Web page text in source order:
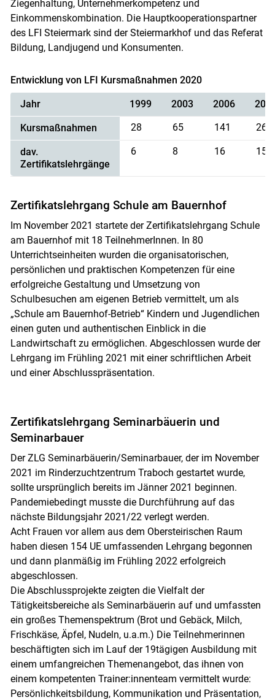
Ziegenhaltung, Unternehmerkompetenz und
Einkommenskombination. Die Hauptkooperationspartner
des LFI Steiermark sind der Steiermarkhof und das Referat
Bildung, Landjugend und Konsumenten.
Entwicklung von LFI Kursmaßnahmen 2020
Jahr 1999 2003 2006
Kursmaßnahmen 28 65 141 260
dav.
Zertifikatslehrgänge
6 8 16 15
Zertifikatslehrgang Schule am Bauernhof
Im November 2021 startete der Zertifikatslehrgang Schule
am Bauernhof mit 18 TeilnehmerInnen. In 80
Unterrichtseinheiten wurden die organisatorischen,
persönlichen und praktischen Kompetenzen für eine
erfolgreiche Gestaltung und Umsetzung von
Schulbesuchen am eigenen Betrieb vermittelt, um als
„Schule am Bauernhof-Betrieb“ Kindern und Jugendlichen
einen guten und authentischen Einblick in die
Landwirtschaft zu ermöglichen. Abgeschlossen wurde der
Lehrgang im Frühling 2021 mit einer schriftlichen Arbeit
und einer Abschlusspräsentation.
Zertifikatslehrgang Seminarbäuerin und
Seminarbauer
Der ZLG Seminarbäuerin/Seminarbauer, der im November
2021 im Rinderzuchtzentrum Traboch gestartet wurde,
sollte ursprünglich bereits im Jänner 2021 beginnen.
Pandemiebedingt musste die Durchführung auf das
nächste Bildungsjahr 2021/22 verlegt werden.
Acht Frauen vor allem aus dem Obersteirischen Raum
haben diesen 154 UE umfassenden Lehrgang begonnen
und dann planmäßig im Frühling 2022 erfolgreich
abgeschlossen.
Die Abschlussprojekte zeigten die Vielfalt der
Tätigkeitsbereiche als Seminarbäuerin auf und umfassten
ein großes Themenspektrum (Brot und Gebäck, Milch,
Frischkäse, Äpfel, Nudeln, u.a.m.) Die Teilnehmerinnen
beschäftigten sich im Lauf der 19tägigen Ausbildung mit
einem umfangreichen Themenangebot, das ihnen von
einem kompetenten Trainer:innenteam vermittelt wurde:
Persönlichkeitsbildung, Kommunikation und Präsentation,